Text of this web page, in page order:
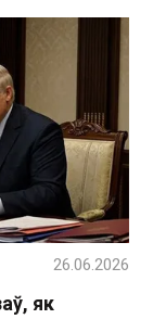
як
26.06.2026